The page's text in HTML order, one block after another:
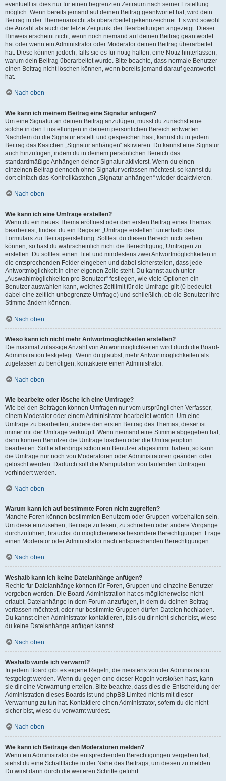
eventuell ist dies nur für einen begrenzten Zeitraum nach seiner Erstellung
möglich. Wenn bereits jemand auf deinen Beitrag geantwortet hat, wird dein
Beitrag in der Themenansicht als überarbeitet gekennzeichnet. Es wird sowohl
die Anzahl als auch der letzte Zeitpunkt der Bearbeitungen angezeigt. Dieser
Hinweis erscheint nicht, wenn noch niemand auf deinen Beitrag geantwortet
hat oder wenn ein Administrator oder Moderator deinen Beitrag überarbeitet
hat. Diese können jedoch, falls sie es für nötig halten, eine Notiz hinterlassen,
warum dein Beitrag überarbeitet wurde. Bitte beachte, dass normale Benutzer
einen Beitrag nicht löschen können, wenn bereits jemand darauf geantwortet
hat.
Nach oben
Wie kann ich meinem Beitrag eine Signatur anfügen?
Um eine Signatur an deinen Beitrag anzufügen, musst du zunächst eine
solche in den Einstellungen in deinem persönlichen Bereich entwerfen.
Nachdem du die Signatur erstellt und gespeichert hast, kannst du in jedem
Beitrag das Kästchen „Signatur anhängen“ aktivieren. Du kannst eine Signatur
auch hinzufügen, indem du in deinem persönlichen Bereich das
standardmäßige Anhängen deiner Signatur aktivierst. Wenn du einen
einzelnen Beitrag dennoch ohne Signatur verfassen möchtest, so kannst du
dort einfach das Kontrollkästchen „Signatur anhängen“ wieder deaktivieren.
Nach oben
Wie kann ich eine Umfrage erstellen?
Wenn du ein neues Thema eröffnest oder den ersten Beitrag eines Themas
bearbeitest, findest du ein Register „Umfrage erstellen“ unterhalb des
Formulars zur Beitragserstellung. Solltest du diesen Bereich nicht sehen
können, so hast du wahrscheinlich nicht die Berechtigung, Umfragen zu
erstellen. Du solltest einen Titel und mindestens zwei Antwortmöglichkeiten in
die entsprechenden Felder eingeben und dabei sicherstellen, dass jede
Antwortmöglichkeit in einer eigenen Zeile steht. Du kannst auch unter
„Auswahlmöglichkeiten pro Benutzer“ festlegen, wie viele Optionen ein
Benutzer auswählen kann, welches Zeitlimit für die Umfrage gilt (0 bedeutet
dabei eine zeitlich unbegrenzte Umfrage) und schließlich, ob die Benutzer ihre
Stimme ändern können.
Nach oben
Wieso kann ich nicht mehr Antwortmöglichkeiten erstellen?
Die maximal zulässige Anzahl von Antwortmöglichkeiten wird durch die Board-
Administration festgelegt. Wenn du glaubst, mehr Antwortmöglichkeiten als
zugelassen zu benötigen, kontaktiere einen Administrator.
Nach oben
Wie bearbeite oder lösche ich eine Umfrage?
Wie bei den Beiträgen können Umfragen nur vom ursprünglichen Verfasser,
einem Moderator oder einem Administrator bearbeitet werden. Um eine
Umfrage zu bearbeiten, ändere den ersten Beitrag des Themas; dieser ist
immer mit der Umfrage verknüpft. Wenn niemand eine Stimme abgegeben hat,
dann können Benutzer die Umfrage löschen oder die Umfrageoption
bearbeiten. Sollte allerdings schon ein Benutzer abgestimmt haben, so kann
die Umfrage nur noch von Moderatoren oder Administratoren geändert oder
gelöscht werden. Dadurch soll die Manipulation von laufenden Umfragen
verhindert werden.
Nach oben
Warum kann ich auf bestimmte Foren nicht zugreifen?
Manche Foren können bestimmten Benutzern oder Gruppen vorbehalten sein.
Um diese einzusehen, Beiträge zu lesen, zu schreiben oder andere Vorgänge
durchzuführen, brauchst du möglicherweise besondere Berechtigungen. Frage
einen Moderator oder Administrator nach entsprechenden Berechtigungen.
Nach oben
Weshalb kann ich keine Dateianhänge anfügen?
Rechte für Dateianhänge können für Foren, Gruppen und einzelne Benutzer
vergeben werden. Die Board-Administration hat es möglicherweise nicht
erlaubt, Dateianhänge in dem Forum anzufügen, in dem du deinen Beitrag
verfassen möchtest, oder nur bestimmte Gruppen dürfen Dateien hochladen.
Du kannst einen Administrator kontaktieren, falls du dir nicht sicher bist, wieso
du keine Dateianhänge anfügen kannst.
Nach oben
Weshalb wurde ich verwarnt?
In jedem Board gibt es eigene Regeln, die meistens von der Administration
festgelegt werden. Wenn du gegen eine dieser Regeln verstoßen hast, kann
sie dir eine Verwarnung erteilen. Bitte beachte, dass dies die Entscheidung der
Administration dieses Boards ist und phpBB Limited nichts mit dieser
Verwarnung zu tun hat. Kontaktiere einen Administrator, sofern du die nicht
sicher bist, wieso du verwarnt wurdest.
Nach oben
Wie kann ich Beiträge den Moderatoren melden?
Wenn ein Administrator die entsprechenden Berechtigungen vergeben hat,
siehst du eine Schaltfläche in der Nähe des Beitrags, um diesen zu melden.
Du wirst dann durch die weiteren Schritte geführt.